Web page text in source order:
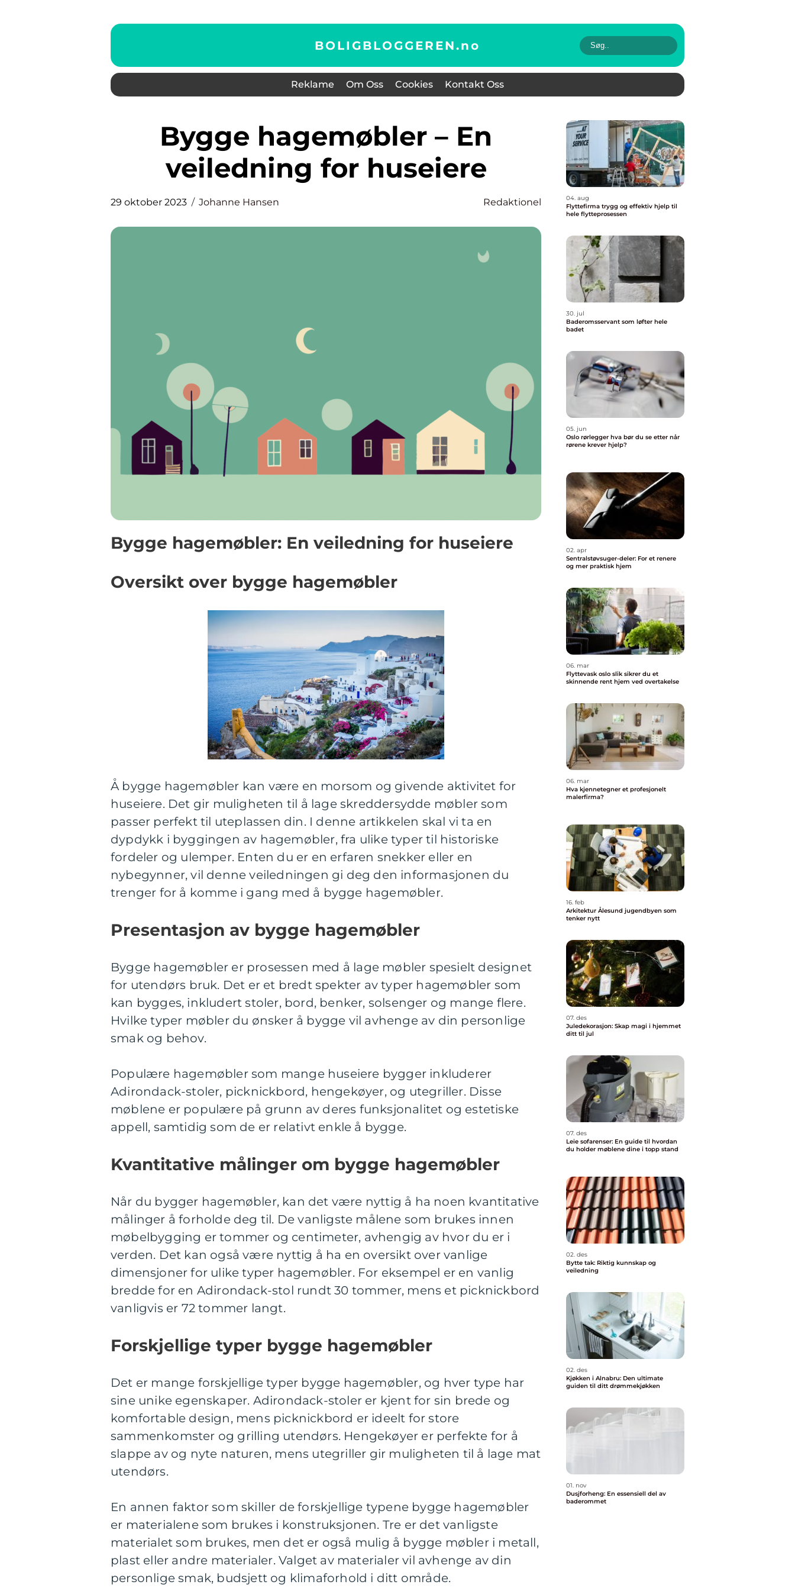
BOLIGBLOGGEREN.no
Reklame Om Oss Cookies Kontakt Oss
Bygge hagemøbler – En
veiledning for huseiere
29 oktober 2023 Johanne Hansen Redaktionel
Bygge hagemøbler: En veiledning for huseiere
Oversikt over bygge hagemøbler
Å bygge hagemøbler kan være en morsom og givende aktivitet for
huseiere. Det gir muligheten til å lage skreddersydde møbler som
passer perfekt til uteplassen din. I denne artikkelen skal vi ta en
dypdykk i byggingen av hagemøbler, fra ulike typer til historiske
fordeler og ulemper. Enten du er en erfaren snekker eller en
nybegynner, vil denne veiledningen gi deg den informasjonen du
trenger for å komme i gang med å bygge hagemøbler.
Presentasjon av bygge hagemøbler
Bygge hagemøbler er prosessen med å lage møbler spesielt designet
for utendørs bruk. Det er et bredt spekter av typer hagemøbler som
kan bygges, inkludert stoler, bord, benker, solsenger og mange flere.
Hvilke typer møbler du ønsker å bygge vil avhenge av din personlige
smak og behov.
Populære hagemøbler som mange huseiere bygger inkluderer
Adirondack-stoler, picknickbord, hengekøyer, og utegriller. Disse
møblene er populære på grunn av deres funksjonalitet og estetiske
appell, samtidig som de er relativt enkle å bygge.
Kvantitative målinger om bygge hagemøbler
Når du bygger hagemøbler, kan det være nyttig å ha noen kvantitative
målinger å forholde deg til. De vanligste målene som brukes innen
møbelbygging er tommer og centimeter, avhengig av hvor du er i
verden. Det kan også være nyttig å ha en oversikt over vanlige
dimensjoner for ulike typer hagemøbler. For eksempel er en vanlig
bredde for en Adirondack-stol rundt 30 tommer, mens et picknickbord
vanligvis er 72 tommer langt.
Forskjellige typer bygge hagemøbler
Det er mange forskjellige typer bygge hagemøbler, og hver type har
sine unike egenskaper. Adirondack-stoler er kjent for sin brede og
komfortable design, mens picknickbord er ideelt for store
sammenkomster og grilling utendørs. Hengekøyer er perfekte for å
slappe av og nyte naturen, mens utegriller gir muligheten til å lage mat
utendørs.
En annen faktor som skiller de forskjellige typene bygge hagemøbler
er materialene som brukes i konstruksjonen. Tre er det vanligste
materialet som brukes, men det er også mulig å bygge møbler i metall,
plast eller andre materialer. Valget av materialer vil avhenge av din
personlige smak, budsjett og klimaforhold i ditt område.
04. aug
Flyttefirma trygg og effektiv hjelp til
hele flytteprosessen
30. jul
Baderomsservant som løfter hele
badet
05. jun
Oslo rørlegger hva bør du se etter når
rørene krever hjelp?
02. apr
Sentralstøvsuger-deler: For et renere
og mer praktisk hjem
06. mar
Flyttevask oslo slik sikrer du et
skinnende rent hjem ved overtakelse
06. mar
Hva kjennetegner et profesjonelt
malerfirma?
16. feb
Arkitektur Ålesund jugendbyen som
tenker nytt
07. des
Juledekorasjon: Skap magi i hjemmet
ditt til jul
07. des
Leie sofarenser: En guide til hvordan
du holder møblene dine i topp stand
02. des
Bytte tak: Riktig kunnskap og
veiledning
02. des
Kjøkken i Alnabru: Den ultimate
guiden til ditt drømmekjøkken
01. nov
Dusjforheng: En essensiell del av
baderommet